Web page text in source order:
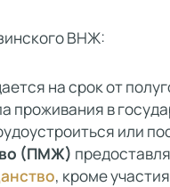
ВНЖ:
на срок от
проживания в
или
(ПМЖ)
, кроме